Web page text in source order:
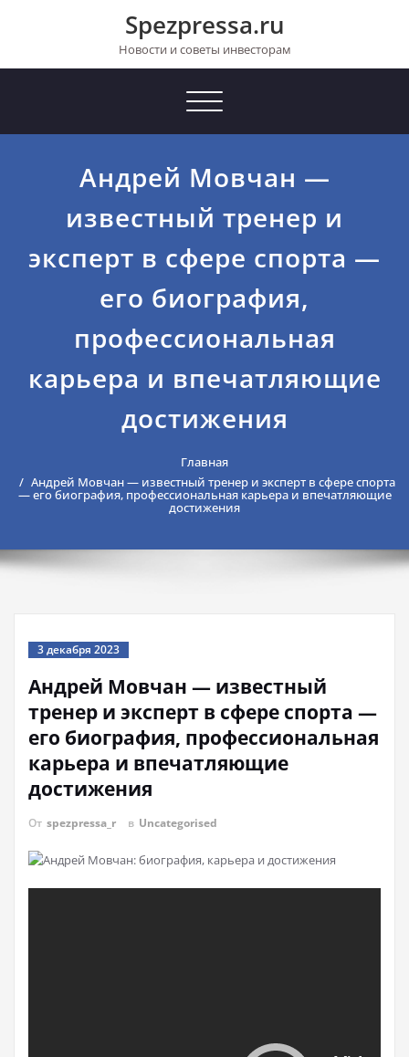
Spezpressa.ru
Новости и советы инвесторам
Toggle
Андрей Мовчан —
известный тренер и
эксперт в сфере спорта —
его биография,
профессиональная
карьера и впечатляющие
достижения
Главная
Андрей Мовчан — известный тренер и эксперт в сфере спорта
— его биография, профессиональная карьера и впечатляющие
достижения
3 декабря 2023
Андрей Мовчан — известный
тренер и эксперт в сфере спорта —
его биография, профессиональная
карьера и впечатляющие
достижения
От spezpressa_r в Uncategorised